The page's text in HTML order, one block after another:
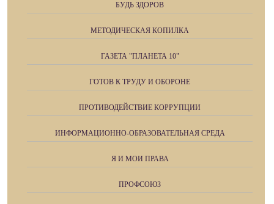
БУДЬ ЗДОРОВ
МЕТОДИЧЕСКАЯ КОПИЛКА
ГАЗЕТА "ПЛАНЕТА 10"
ГОТОВ К ТРУДУ И ОБОРОНЕ
ПРОТИВОДЕЙСТВИЕ КОРРУПЦИИ
ИНФОРМАЦИОННО-ОБРАЗОВАТЕЛЬНАЯ СРЕДА
Я И МОИ ПРАВА
ПРОФСОЮЗ